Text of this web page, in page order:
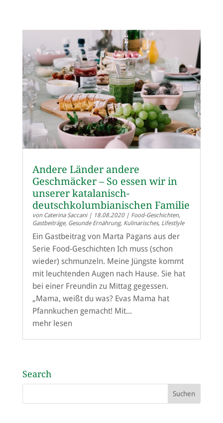
Andere Länder andere
Geschmäcker – So essen wir in
unserer katalanisch-
deutschkolumbianischen Familie
von Caterina Saccani| 18.08.2020| Food-Geschichten,
Gastbeiträge, Gesunde Ernährung, Kulinarisches, Lifestlyle
Ein Gastbeitrag von Marta Pagans aus der
Serie Food-Geschichten Ich muss (schon
wieder) schmunzeln. Meine Jüngste kommt
mit leuchtenden Augen nach Hause. Sie hat
bei einer Freundin zu Mittag gegessen.
„Mama, weißt du was? Evas Mama hat
Pfannkuchen gemacht! Mit...
mehr lesen
Search